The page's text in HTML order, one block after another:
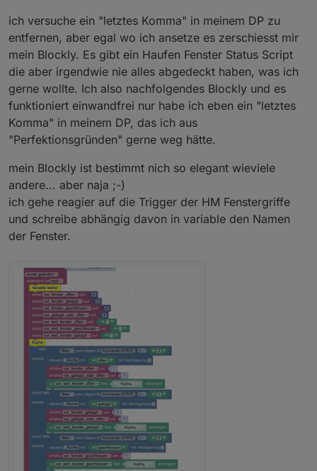
ich versuche ein "letztes Komma" in meinem DP zu
entfernen, aber egal wo ich ansetze es zerschiesst mir
mein Blockly. Es gibt ein Haufen Fenster Status Script
die aber irgendwie nie alles abgedeckt haben, was ich
gerne wollte. Ich also nachfolgendes Blockly und es
funktioniert einwandfrei nur habe ich eben ein "letztes
Komma" in meinem DP, das ich aus
"Perfektionsgründen" gerne weg hätte.
mein Blockly ist bestimmt nich so elegant wieviele
andere... aber naja ;-)
ich gehe reagier auf die Trigger der HM Fenstergriffe
und schreibe abhängig davon in variable den Namen
der Fenster.